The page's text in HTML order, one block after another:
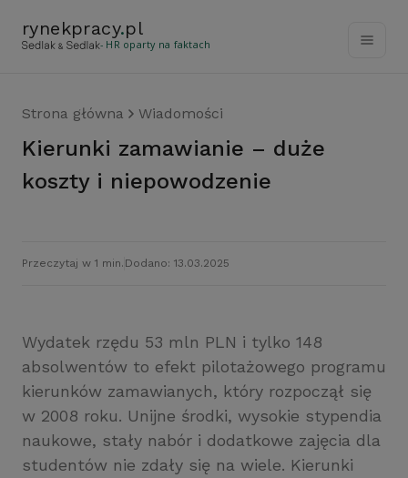
rynekpracy.pl
- HR oparty na faktach
Strona główna Wiadomości
Kierunki zamawianie – duże
koszty i niepowodzenie
Przeczytaj w 1 min. Dodano: 13.03.2025
Wydatek rzędu 53 mln PLN i tylko 148
absolwentów to efekt pilotażowego programu
kierunków zamawianych, który rozpoczął się
w 2008 roku. Unijne środki, wysokie stypendia
naukowe, stały nabór i dodatkowe zajęcia dla
studentów nie zdały się na wiele. Kierunki